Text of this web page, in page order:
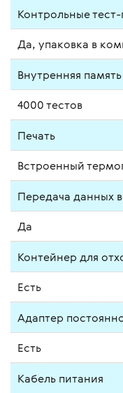
Контрольные
Да, упаковка в
Внутренняя память
4000 тестов
Печать
Встроенный
Передача данных в
Да
Контейнер для
Есть
Адаптер
Есть
Кабель питания